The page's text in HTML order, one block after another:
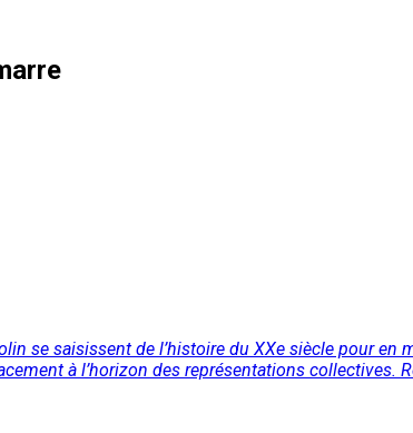
se saisissent de l’histoire du XXe siècle pour
à l’horizon des représentations collectives.